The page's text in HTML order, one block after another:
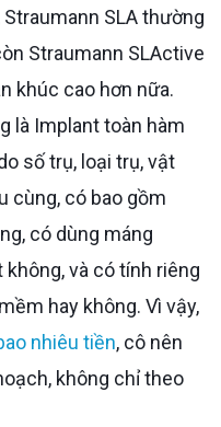
Straumann SLActive
khúc cao hơn nữa.
là Implant toàn hàm
số trụ, loại trụ, vật
cùng, có bao gồm
có dùng máng
và có tính riêng
hay không. Vì vậy,
nhiêu tiền, cô nên
không chỉ theo